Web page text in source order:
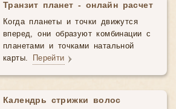
Транзит планет - онлайн расчет
Когда планеты и точки движутся
вперед, они образуют комбинации с
планетами и точками натальной
карты. Перейти
Календрь стрижки волос